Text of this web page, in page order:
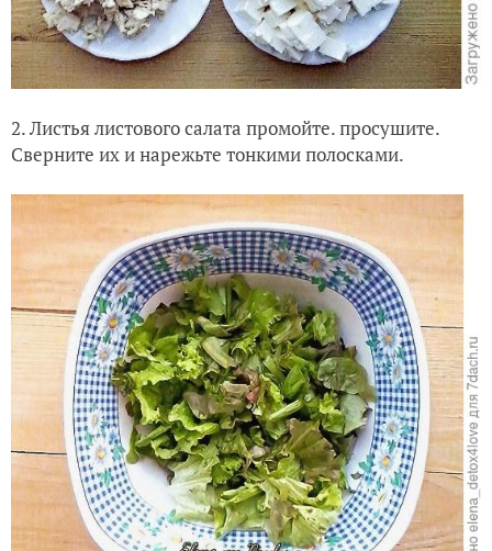
2. Листья листового салата промойте. просушите.
Сверните их и нарежьте тонкими полосками.